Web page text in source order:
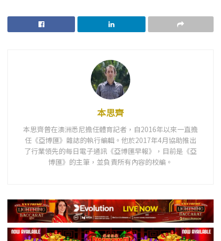
本思齊
本思齊曾在澳洲悉尼擔任體育記者，自2016年以來一直擔
任《亞博匯》雜誌的執行編輯。他於2017年4月協助推出
了行業領先的每日電子通訊《亞博匯早報》，目前是《亞
博匯》的主筆，並負責所有內容的校編。